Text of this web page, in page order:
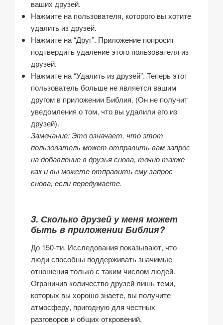
ваших друзей.
Нажмите на пользователя, которого вы хотите
удалить из друзей.
Нажмите на “Друг”. Приложение попросит
подтвердить удаление этого пользователя из
друзей.
Нажмите на “Удалить из друзей”. Теперь этот
пользователь больше не является вашим
другом в приложении Библия. (Он не получит
уведомления о том, что вы удалили его из
друзей).
Замечание: Это означает, что этот
пользователь может отправить вам запрос
на добавление в друзья снова, точно также
как и вы можете отправить ему запрос
снова, если передумаете.
3. Сколько друзей у меня может
быть в приложении Библия?
До 150-ти. Исследования показывают, что
люди способны поддерживать значимые
отношения только с таким числом людей.
Ограничив количество друзей лишь теми,
которых вы хорошо знаете, вы получите
атмосферу, пригодную для честных
разговоров и общих откровений,